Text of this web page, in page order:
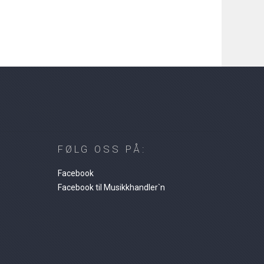
FØLG OSS PÅ:
Facebook
Facebook til Musikkhandler`n